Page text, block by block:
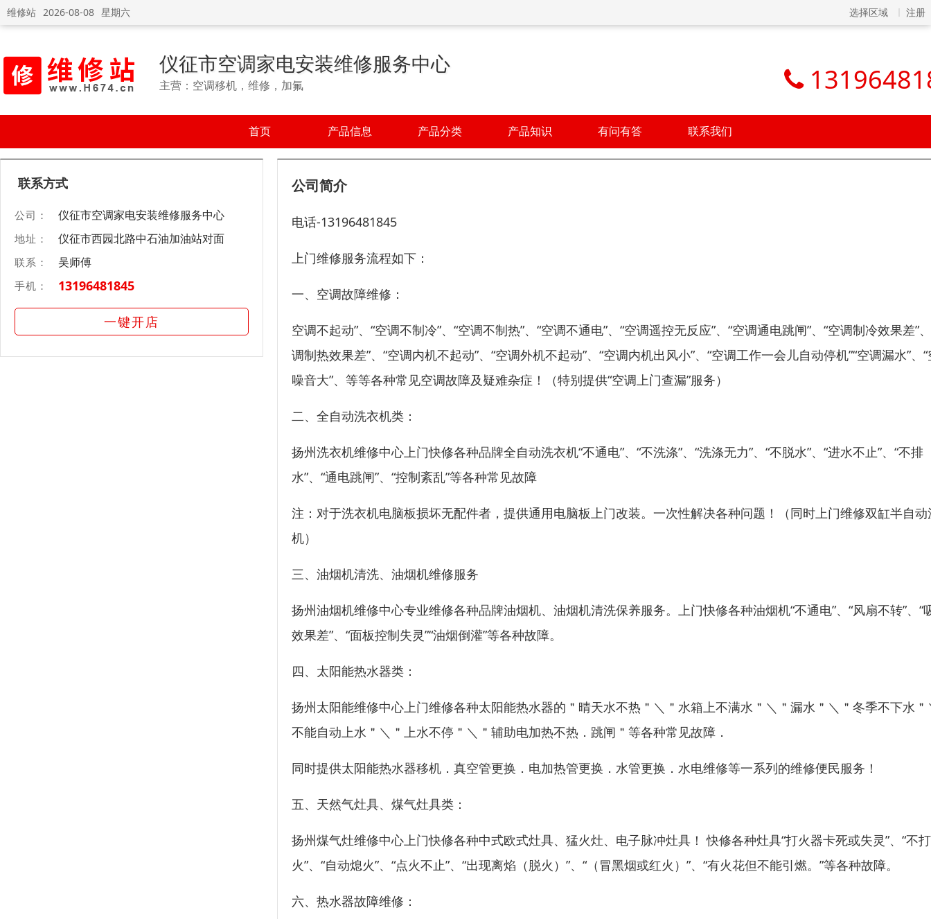
维修站 2026-08-08 星期六 选择区域 注册
仪征市空调家电安装维修服务中心
主营：空调移机，维修，加氟
首页 产品信息 产品分类 产品知识 有问有答 联系我们
联系方式
公司： 仪征市空调家电安装维修服务中心
地址： 仪征市西园北路中石油加油站对面
联系： 吴师傅
手机： 13196481845
一键开店
公司简介
电话-13196481845
上门维修服务流程如下：
一、空调故障维修：
空调不起动”、“空调不制冷”、“空调不制热”、“空调不通电”、“空调遥控无反应”、“空调通电跳闸”、“空调制冷效果差”
调制热效果差”、“空调内机不起动”、“空调外机不起动”、“空调内机出风小”、“空调工作一会儿自动停机”“空调漏水”、
噪音大”、等等各种常见空调故障及疑难杂症！（特别提供“空调上门查漏”服务）
二、全自动洗衣机类：
扬州洗衣机维修中心上门快修各种品牌全自动洗衣机“不通电”、“不洗涤”、“洗涤无力”、“不脱水”、“进水不止”、“不排
水”、“通电跳闸”、“控制紊乱”等各种常见故障
注：对于洗衣机电脑板损坏无配件者，提供通用电脑板上门改装。一次性解决各种问题！（同时上门维修双缸半自动
机）
三、油烟机清洗、油烟机维修服务
扬州油烟机维修中心专业维修各种品牌油烟机、油烟机清洗保养服务。上门快修各种油烟机“不通电”、“风扇不转”、“
效果差”、“面板控制失灵”“油烟倒灌”等各种故障。
四、太阳能热水器类：
扬州太阳能维修中心上门维修各种太阳能热水器的＂晴天水不热＂＼＂水箱上不满水＂＼＂漏水＂＼＂冬季不下水＂
不能自动上水＂＼＂上水不停＂＼＂辅助电加热不热．跳闸＂等各种常见故障．
同时提供太阳能热水器移机．真空管更换．电加热管更换．水管更换．水电维修等一系列的维修便民服务！
五、天然气灶具、煤气灶具类：
扬州煤气灶维修中心上门快修各种中式欧式灶具、猛火灶、电子脉冲灶具！ 快修各种灶具“打火器卡死或失灵”、“不打
火”、“自动熄火”、“点火不止”、“出现离焰（脱火）”、“（冒黑烟或红火）”、“有火花但不能引燃。”等各种故障。
六、热水器故障维修：